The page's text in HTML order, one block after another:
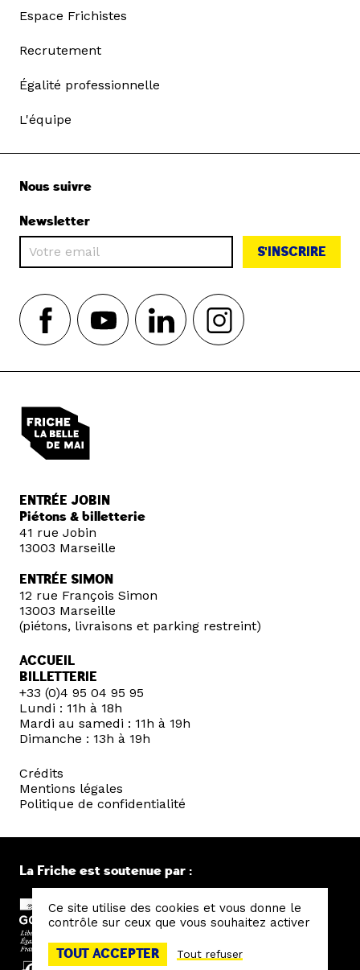
Espace Frichistes
Recrutement
Égalité professionnelle
L'équipe
Nous suivre
Newsletter
S'INSCRIRE
ENTRÉE JOBIN
Piétons & billetterie
41 rue Jobin
13003 Marseille
ENTRÉE SIMON
12 rue François Simon
13003 Marseille
(piétons, livraisons et parking restreint)
ACCUEIL
BILLETTERIE
+33 (0)4 95 04 95 95
Lundi : 11h à 18h
Mardi au samedi : 11h à 19h
Dimanche : 13h à 19h
Crédits
Mentions légales
Politique de confidentialité
La Friche est soutenue par :
Ce site utilise des cookies et vous donne le
contrôle sur ceux que vous souhaitez activer
TOUT ACCEPTER Tout refuser